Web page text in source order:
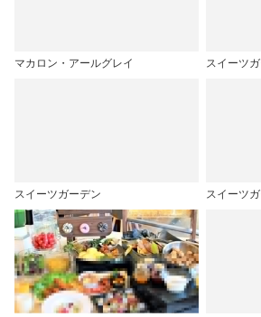
マカロン・アールグレイ スイーツ
スイーツガーデン スイーツ